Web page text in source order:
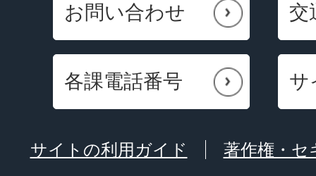
お問い合わせ 交
各課電話番号 サ
サイトの利用ガイド 著作権・セ